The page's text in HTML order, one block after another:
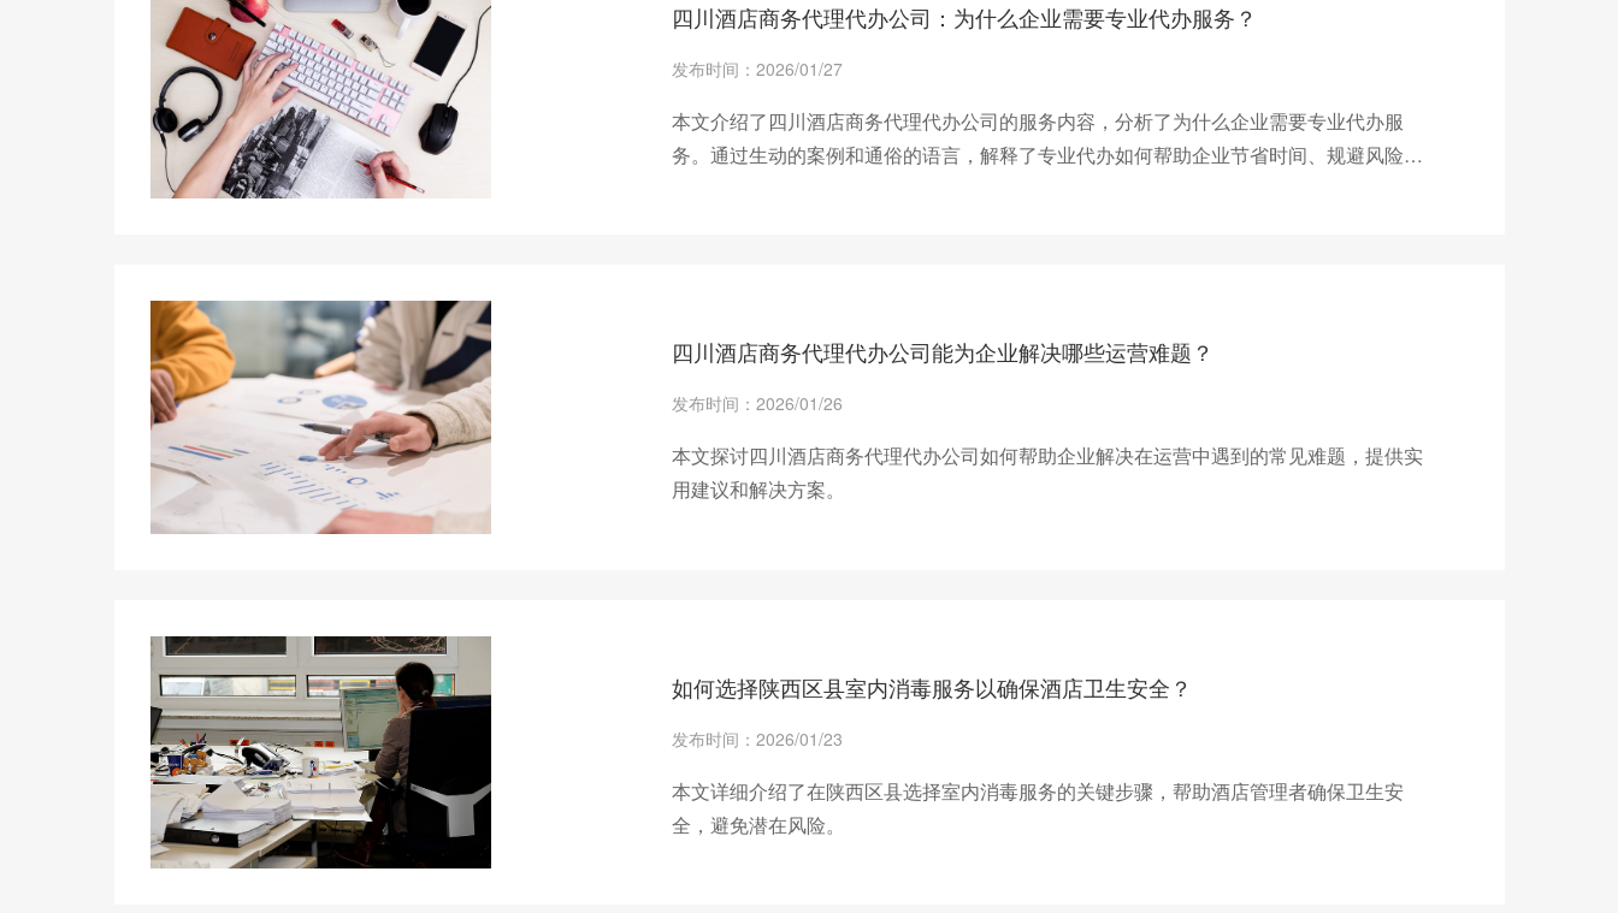
四川酒店商务代理代办公司：为什么企业需要专业代办服务？
发布时间：2026/01/27
本文介绍了四川酒店商务代理代办公司的服务内容，分析了为什么企业需要专业代办服
务。通过生动的案例和通俗的语言，解释了专业代办如何帮助企业节省时间、规避风险，
四川酒店商务代理代办公司能为企业解决哪些运营难题？
发布时间：2026/01/26
本文探讨四川酒店商务代理代办公司如何帮助企业解决在运营中遇到的常见难题，提供实
用建议和解决方案。
如何选择陕西区县室内消毒服务以确保酒店卫生安全？
发布时间：2026/01/23
本文详细介绍了在陕西区县选择室内消毒服务的关键步骤，帮助酒店管理者确保卫生安
全，避免潜在风险。